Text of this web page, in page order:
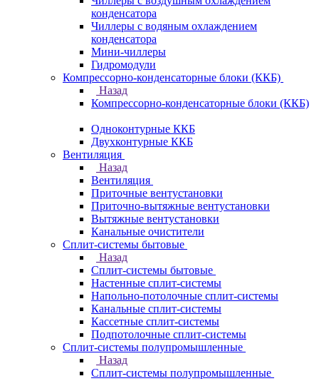
конденсатора
Чиллеры с водяным охлаждением
конденсатора
Мини-чиллеры
Гидромодули
Компрессорно-конденсаторные блоки (ККБ)
Назад
Компрессорно-конденсаторные блоки (ККБ)
Одноконтурные ККБ
Двухконтурные ККБ
Вентиляция
Назад
Вентиляция
Приточные вентустановки
Приточно-вытяжные вентустановки
Вытяжные вентустановки
Канальные очистители
Сплит-системы бытовые
Назад
Сплит-системы бытовые
Настенные сплит-системы
Напольно-потолочные сплит-системы
Канальные сплит-системы
Кассетные сплит-системы
Подпотолочные сплит-системы
Сплит-системы полупромышленные
Назад
Сплит-системы полупромышленные